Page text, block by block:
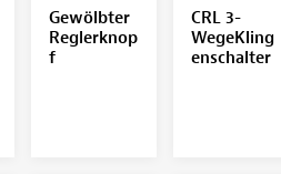
Gewölbter
Reglerknop
f
CRL 3-
WegeKling
enschalter